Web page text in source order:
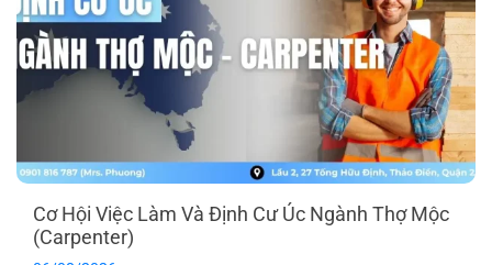
Cơ Hội Việc Làm Và Định Cư Úc Ngành Thợ Mộc
(Carpenter)